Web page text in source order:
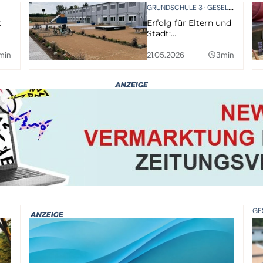
GRUNDSCHULE 3 GESELLSCHAFT
Erfolg für Eltern und
Stadt:
bekommt zweite
21.05.2026 query_builder3min